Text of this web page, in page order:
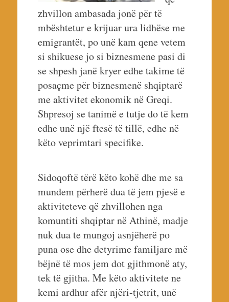
zhvillon ambasada jonë për të
mbështetur e krijuar ura lidhëse me
emigrantët, po unë kam qene vetem
si shikuese jo si biznesmene pasi di
se shpesh janë kryer edhe takime të
posaçme për biznesmenë shqiptarë
me aktivitet ekonomik në Greqi.
Shpresoj se tanimë e tutje do të kem
edhe unë një ftesë të tillë, edhe në
këto veprimtari specifike.
Sidoqoftë tërë këto kohë dhe me sa
mundem përherë dua të jem pjesë e
aktiviteteve që zhvillohen nga
komuntiti shqiptar në Athinë, madje
nuk dua te mungoj asnjëherë po
puna ose dhe detyrime familjare më
bëjnë të mos jem dot gjithmonë aty,
tek të gjitha. Me këto aktivitete ne
kemi ardhur afër njëri-tjetrit, unë